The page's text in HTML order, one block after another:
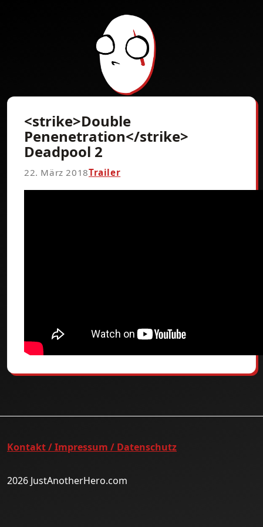
<strike>Double
Penenetration</strike>
Deadpool 2
22. März 2018Trailer
Kontakt / Impressum / Datenschutz
2026 JustAnotherHero.com